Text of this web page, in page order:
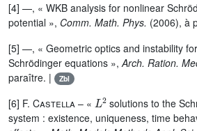
[4] —, « WKB analysis for nonlinear
potential », Comm. Math. Phys. (2006), à
[5] —, « Geometric optics and instability
Schrödinger equations »,Arch. Ration.
paraître. |
Zbl
[6] F. Castella – « L2 solutions to the
system : existence, uniqueness, time